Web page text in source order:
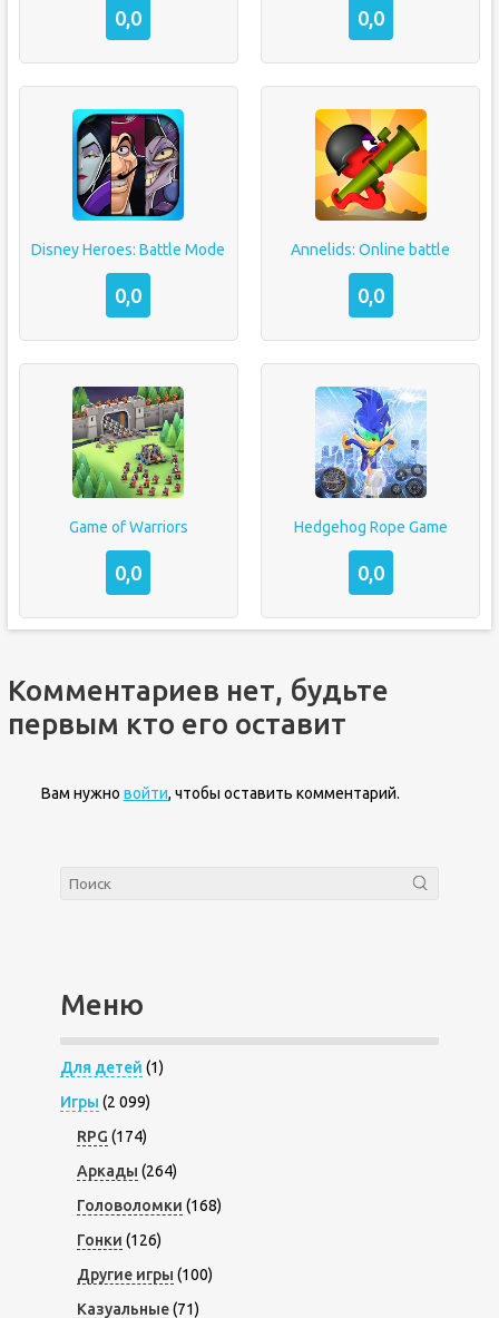
0,0 0,0
Disney Heroes: Battle Mode
0,0
Annelids: Online battle
0,0
Game of Warriors
0,0
Hedgehog Rope Game
0,0
Комментариев нет, будьте
первым кто его оставит
Вам нужно войти, чтобы оставить комментарий.
Меню
Для детей (1)
Игры (2 099)
RPG (174)
Аркады (264)
Головоломки (168)
Гонки (126)
Другие игры (100)
Казуальные(71)